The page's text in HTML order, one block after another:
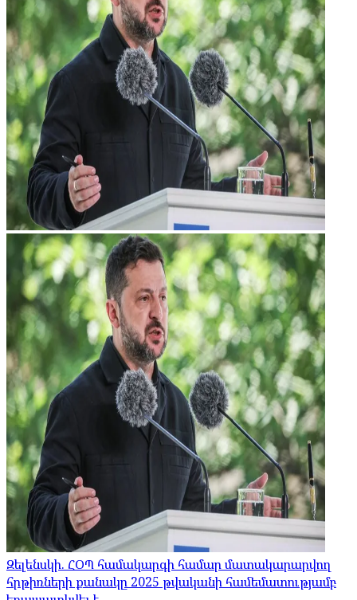
Զելենսկի. ՀՕՊ համակարգի համար մատակարարվող
հրթիռների քանակը 2025 թվականի համեմատությամբ